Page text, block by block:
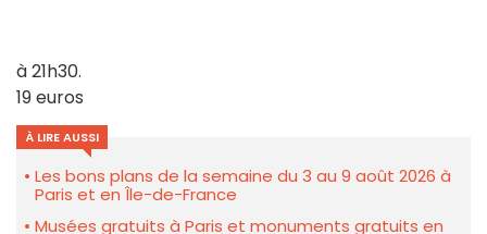
à 21h30.
19 euros
À LIRE AUSSI
Les bons plans de la semaine du 3 au 9 août 2026 à
Paris et en Île-de-France
Musées gratuits à Paris et monuments gratuits en